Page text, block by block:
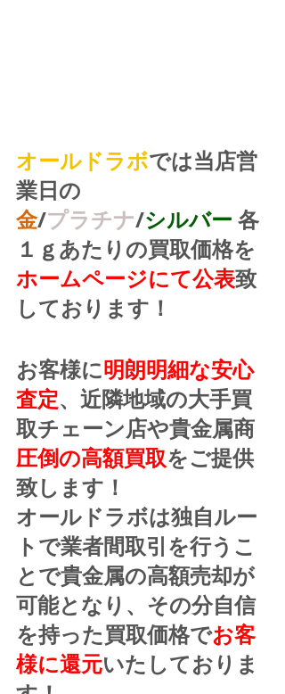
オールドラボでは当店営
業日の
金/プラチナ/シルバー 各
１ｇあたりの買取価格を
ホームページにて公表致
しております！
お客様に明朗明細な安心
査定、近隣地域の大手買
取チェーン店や貴金属商
圧倒の高額買取をご提供
致します！
オールドラボは独自ルー
トで業者間取引を行うこ
とで貴金属の高額売却が
可能となり、その分自信
を持った買取価格でお客
様に還元いたしておりま